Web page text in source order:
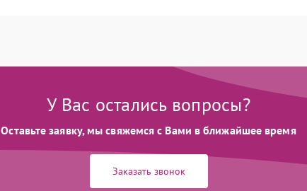
У Вас остались вопросы?
Оставьте заявку, мы свяжемся с Вами в ближайшее время
Заказать звонок